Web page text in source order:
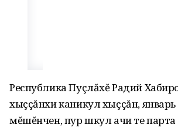
Республика Пуçлăхĕ Радий
хыççăнхи каникул хыççăн, январь
мĕшĕнчен, пур шкул ачи те